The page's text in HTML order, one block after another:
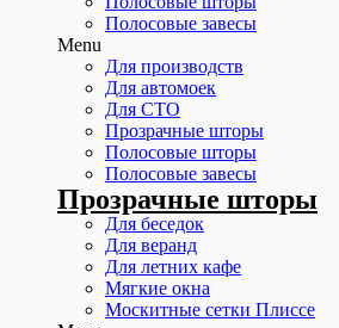
Полосовые завесы
Menu
Для производств
Для автомоек
Для СТО
Прозрачные шторы
Полосовые шторы
Полосовые завесы
Прозрачные шторы
Для беседок
Для веранд
Для летних кафе
Мягкие окна
Москитные сетки Плиссе